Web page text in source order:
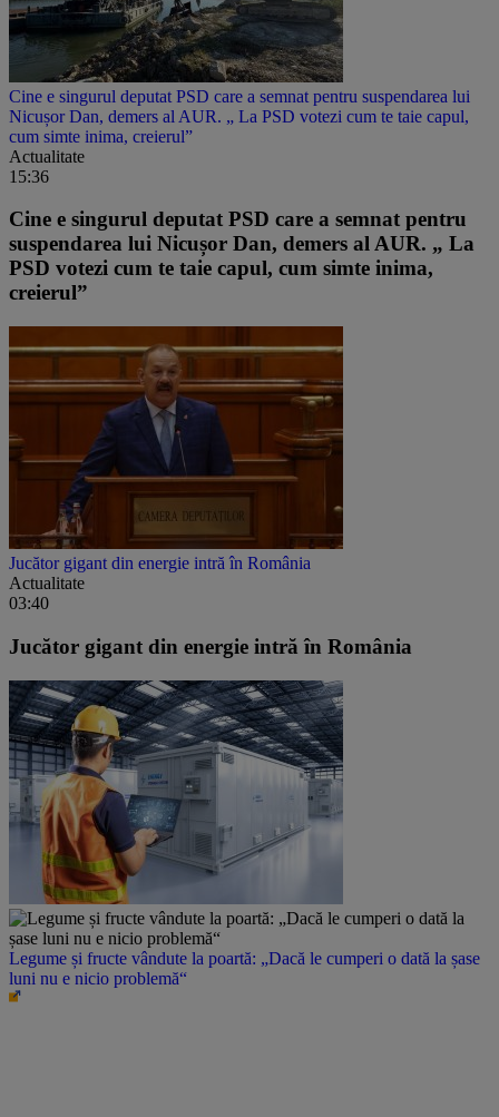
Cine e singurul deputat PSD care a semnat pentru suspendarea lui
Nicușor Dan, demers al AUR. „ La PSD votezi cum te taie capul,
cum simte inima, creierul”
Actualitate
15:36
Cine e singurul deputat PSD care a semnat pentru
suspendarea lui Nicușor Dan, demers al AUR. „ La
PSD votezi cum te taie capul, cum simte inima,
creierul”
Jucător gigant din energie intră în România
Actualitate
03:40
Jucător gigant din energie intră în România
Legume și fructe vândute la poartă: „Dacă le cumperi o dată la șase
luni nu e nicio problemă“